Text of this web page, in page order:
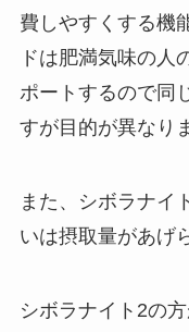
費しやすくする機
ドは肥満気味の人
ポートするので同
すが目的が異なり
また、シボラナイ
いは摂取量があげ
シボラナイト2の